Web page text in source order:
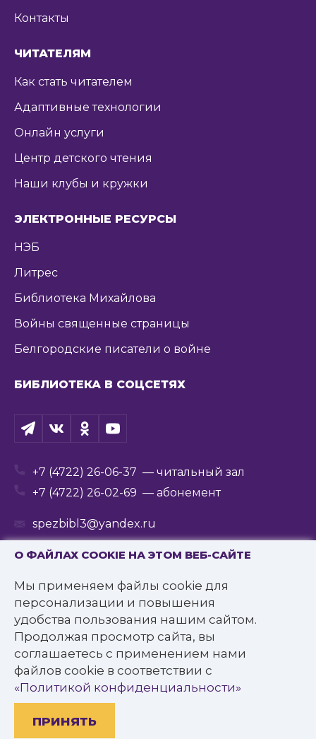
О ФАЙЛАХ COOKIE НА ЭТОМ ВЕБ-САЙТЕ
Мы применяем файлы cookie для
персонализации и повышения
удобства пользования нашим сайтом.
Продолжая просмотр сайта, вы
соглашаетесь с применением нами
файлов cookie в соответствии с
«Политикой конфиденциальности»
ПРИНЯТЬ
Контакты
ЧИТАТЕЛЯМ
Как стать читателем
Адаптивные технологии
Онлайн услуги
Центр детского чтения
Наши клубы и кружки
ЭЛЕКТРОННЫЕ РЕСУРСЫ
НЭБ
Литрес
Библиотека Михайлова
Войны священные страницы
Белгородские писатели о войне
БИБЛИОТЕКА В СОЦСЕТЯХ
+7 (4722) 26-06-37 — читальный зал
+7 (4722) 26-02-69 — абонемент
spezbibl3@yandex.ru
© 2016—2022 Государственное бюджетное
учреждение культуры
«Белгородская государственная специальная
библиотека для слепых им. В.Я. Ерошенко».
Все права защищены.
Политика конфиденциальности
Разработано: